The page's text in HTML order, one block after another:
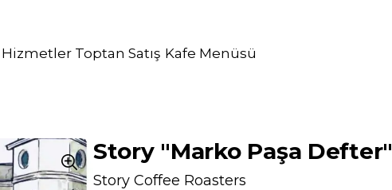
Hizmetler Toptan Satış Kafe Menüsü
Story "Marko Paşa Defter"
Story Coffee Roasters